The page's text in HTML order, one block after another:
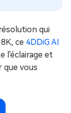
qui
ce 4DDiG AI
l'éclairage et
que vous